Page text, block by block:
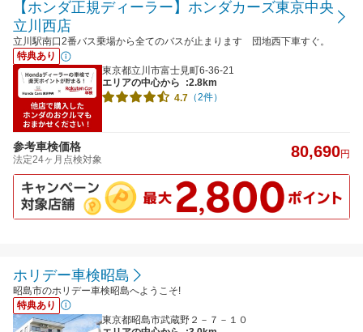
【ホンダ正規ディーラー】ホンダカーズ東京中央
立川西店
立川駅南口2番バス乗場から全てのバスが止まります 団地西下車すぐ。
特典あり
東京都立川市富士見町6-36-21
エリアの中心から
:2.8km
4.7 （2件）
参考車検価格
法定24ヶ月点検対象 80,690円
ホリデー車検昭島
昭島市のホリデー車検昭島へようこそ!
特典あり
東京都昭島市武蔵野２－７－１０